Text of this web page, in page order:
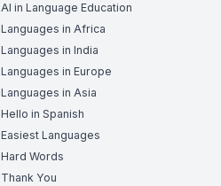
AI in Language Education
Languages in Africa
Languages in India
Languages in Europe
Languages in Asia
Hello in Spanish
Easiest Languages
Hard Words
Thank You